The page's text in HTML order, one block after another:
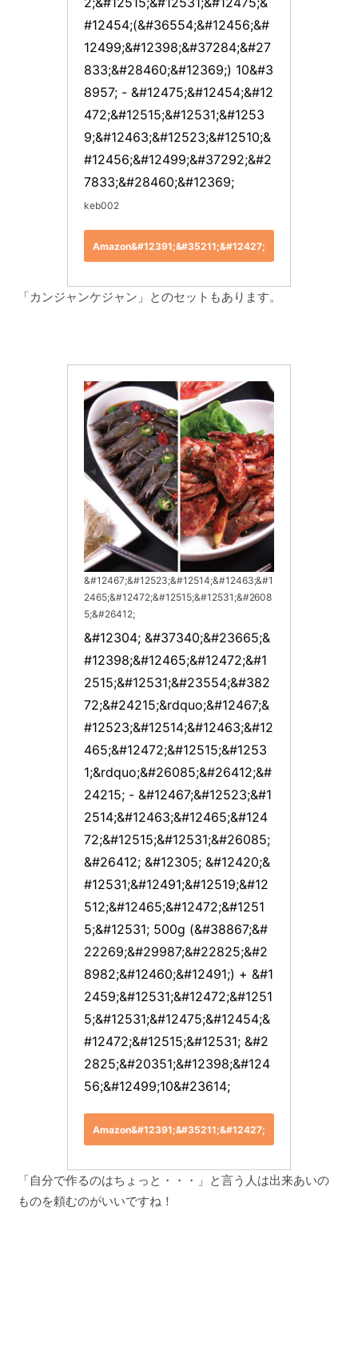
#12454;(&#36554;&#12456;&#
12499;&#12398;&#37284;&#27
833;&#28460;&#12369;) 10&#3
8957; - &#12475;&#12454;&#12
472;&#12515;&#12531;&#1253
9;&#12463;&#12523;&#12510;&
#12456;&#12499;&#37292;&#2
7833;&#28460;&#12369;
keb002
Amazon&#12391;&#35211;&#12427;
「カンジャンケジャン」とのセットもあります。
&#12467;&#12523;&#12514;&#12463;&#1
2465;&#12472;&#12515;&#12531;&#2608
5;&#26412;
&#12304; &#37340;&#23665;&
#12398;&#12465;&#12472;&#1
2515;&#12531;&#23554;&#382
72;&#24215;&rdquo;&#12467;&
#12523;&#12514;&#12463;&#12
465;&#12472;&#12515;&#1253
1;&rdquo;&#26085;&#26412;&#
24215; - &#12467;&#12523;&#1
2514;&#12463;&#12465;&#124
72;&#12515;&#12531;&#26085;
&#26412; &#12305; &#12420;&
#12531;&#12491;&#12519;&#12
512;&#12465;&#12472;&#1251
5;&#12531; 500g (&#38867;&#
22269;&#29987;&#22825;&#2
8982;&#12460;&#12491;) + &#1
2459;&#12531;&#12472;&#1251
5;&#12531;&#12475;&#12454;&
#12472;&#12515;&#12531; &#2
2825;&#20351;&#12398;&#124
56;&#12499;10&#23614;
Amazon&#12391;&#35211;&#12427;
「自分で作るのはちょっと・・・」と言う人は出来あいの
ものを頼むのがいいですね！